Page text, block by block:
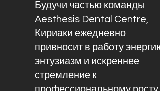
Будучи частью команды
Aesthesis Dental Centre,
Кириаки ежедневно
привносит в работу
энтузиазм и искреннее
стремление к